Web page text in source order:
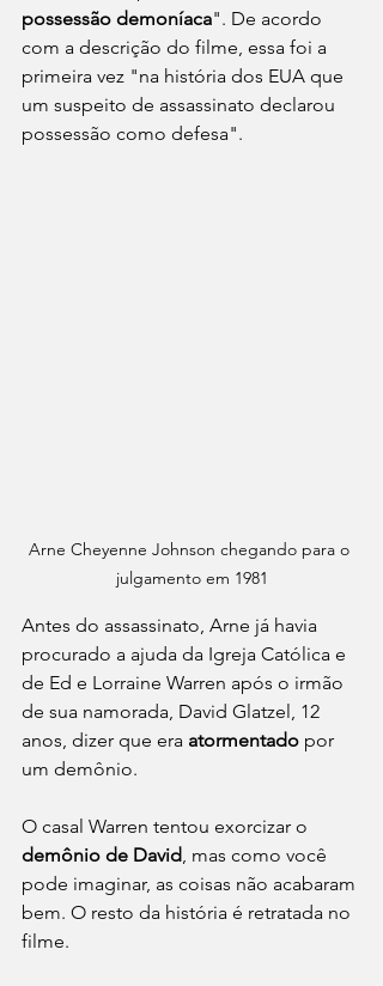
possessão demoníaca". De acordo
com a descrição do filme, essa foi a
primeira vez "na história dos EUA que
um suspeito de assassinato declarou
possessão como defesa".
Arne Cheyenne Johnson chegando para o
julgamento em 1981
Antes do assassinato, Arne já havia
procurado a ajuda da Igreja Católica e
de Ed e Lorraine Warren após o irmão
de sua namorada, David Glatzel, 12
anos, dizer que era atormentado por
um demônio.
O casal Warren tentou exorcizar o
demônio de David , mas como você
pode imaginar, as coisas não acabaram
bem. O resto da história é retratada no
filme.